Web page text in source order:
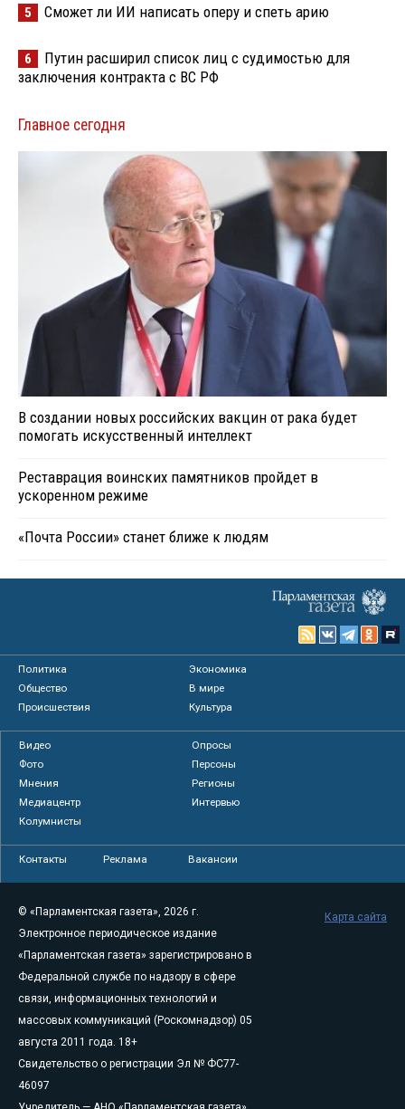
5 Сможет ли ИИ написать оперу и спеть арию
6
Путин расширил список лиц с судимостью для
заключения контракта с ВС РФ
Главное сегодня
В создании новых российских вакцин от рака будет
помогать искусственный интеллект
Реставрация воинских памятников пройдет в
ускоренном режиме
«Почта России» станет ближе к людям
Политика
Экономика
Общество
В мире
Происшествия
Культура
Видео
Опросы
Фото
Персоны
Мнения
Регионы
Медиацентр
Интервью
Колумнисты
Контакты Реклама Вакансии
© «Парламентская газета», 2026 г.
Электронное периодическое издание
«Парламентская газета» зарегистрировано в
Федеральной службе по надзору в сфере
связи, информационных технологий и
массовых коммуникаций (Роскомнадзор) 05
августа 2011 года. 18+
Свидетельство о регистрации Эл № ФС77-
46097
Карта сайта